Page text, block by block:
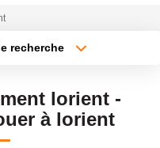
recherche
min
lorient -
à lorient